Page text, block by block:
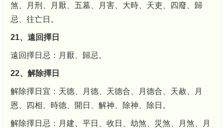
煞、月刑、月厭、五墓、月害、大時、天吏、四廢、歸
忌、往亡日。
21、遠回擇日
遠回擇日忌：月厭、歸忌。
22、解除擇日
解除擇日宜：天德、月德、天德合、月德合、天赦、月
恩、四相、時德、開日、解神、除神、除日。
解除擇日忌：月建、平日、收日、劫煞、災煞、月煞、月